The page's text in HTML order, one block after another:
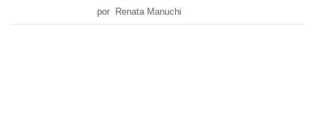
por Renata Manuchi